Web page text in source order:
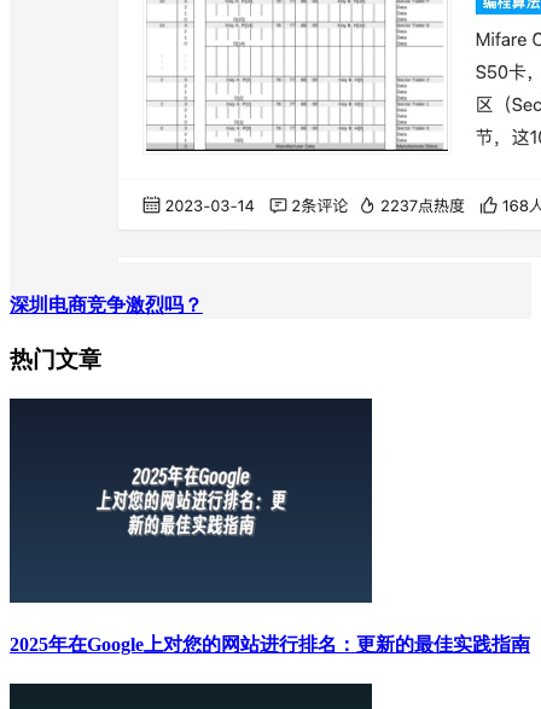
深圳电商竞争激烈吗？
热门文章
2025年在Google上对您的网站进行排名：更新的最佳实践指南